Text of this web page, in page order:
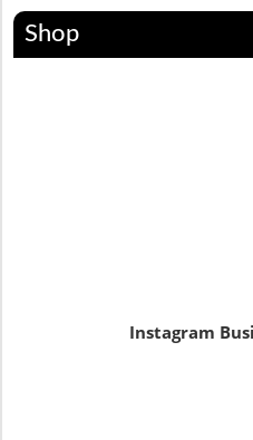
Shop
Instagram